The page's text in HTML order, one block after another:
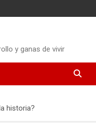
y ganas de vivir
historia?